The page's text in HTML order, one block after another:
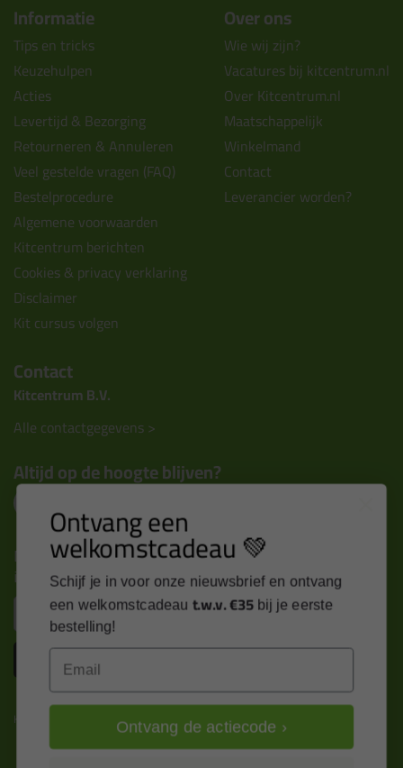
Informatie
Tips en tricks
Keuzehulpen
Acties
Levertijd & Bezorging
Retourneren & Annuleren
Veel gestelde vragen (FAQ)
Bestelprocedure
Algemene voorwaarden
Kitcentrum berichten
Cookies & privacy verklaring
Disclaimer
Kit cursus volgen
Over ons
Wie wij zijn?
Vacatures bij kitcentrum.nl
Over Kitcentrum.nl
Maatschappelijk
Winkelmand
Contact
Leverancier worden?
Contact
Kitcentrum B.V.
Alle contactgegevens >
Altijd op de hoogte blijven?
Nieuws, tips en exclusieve deals rechtstreeks in je
inbox
Kitcentrum is trots op:
Ontvang een
welkomstcadeau 💚
Schijf je in voor onze nieuwsbrief en ontvang
een welkomstcadeau t.w.v. €35 bij je eerste
bestelling!
Ontvang de actiecode ›